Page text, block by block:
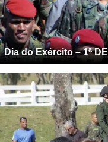
Dia do Exército – 1ª DE